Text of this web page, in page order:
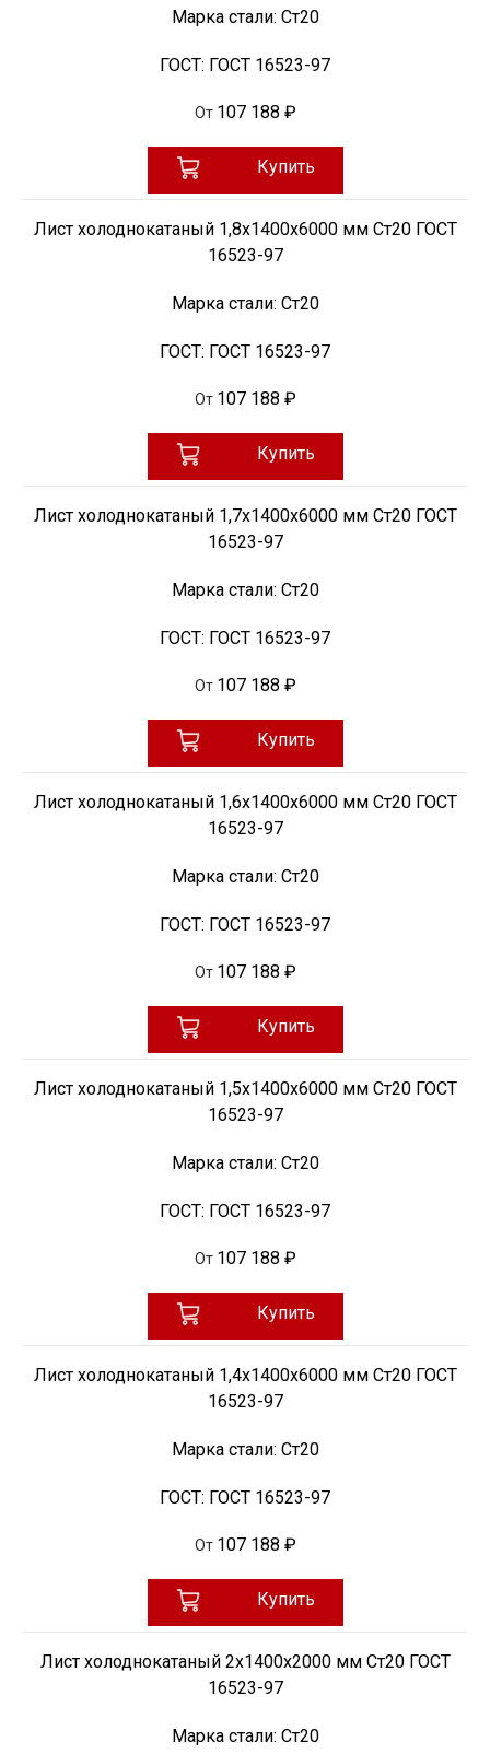
Марка стали: Ст20
ГОСТ: ГОСТ 16523-97
От 107 188 ₽
Купить
Лист холоднокатаный 1,8х1400х6000 мм Ст20 ГОСТ
16523-97
Марка стали: Ст20
ГОСТ: ГОСТ 16523-97
От 107 188 ₽
Купить
Лист холоднокатаный 1,7х1400х6000 мм Ст20 ГОСТ
16523-97
Марка стали: Ст20
ГОСТ: ГОСТ 16523-97
От 107 188 ₽
Купить
Лист холоднокатаный 1,6х1400х6000 мм Ст20 ГОСТ
16523-97
Марка стали: Ст20
ГОСТ: ГОСТ 16523-97
От 107 188 ₽
Купить
Лист холоднокатаный 1,5х1400х6000 мм Ст20 ГОСТ
16523-97
Марка стали: Ст20
ГОСТ: ГОСТ 16523-97
От 107 188 ₽
Купить
Лист холоднокатаный 1,4х1400х6000 мм Ст20 ГОСТ
16523-97
Марка стали: Ст20
ГОСТ: ГОСТ 16523-97
От 107 188 ₽
Купить
Лист холоднокатаный 2х1400х2000 мм Ст20 ГОСТ
16523-97
Марка стали: Ст20